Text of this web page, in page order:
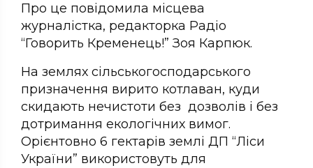
Про це повідомила місцева
журналістка, редакторка Радіо
“Говорить Кременець!” Зоя Карпюк.
На землях сільськогосподарського
призначення вирито котлаван, куди
скидають нечистоти без дозволів і без
дотримання екологічних вимог.
Орієнтовно 6 гектарів землі ДП “Ліси
України” використовуть для